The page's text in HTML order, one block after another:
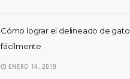
Cómo lograr el delineado de gato
fácilmente
ENERO 14, 2019